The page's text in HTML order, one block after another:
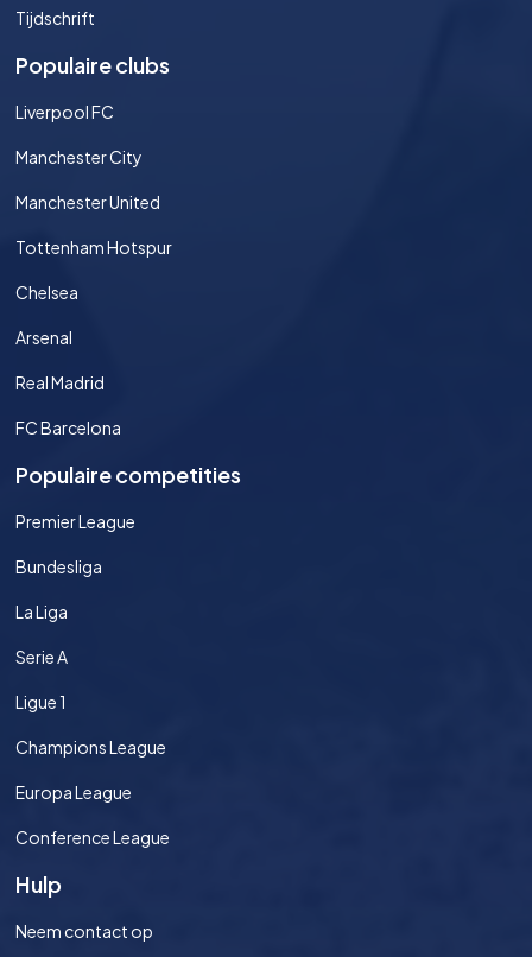
Tijdschrift
Populaire clubs
Liverpool FC
Manchester City
Manchester United
Tottenham Hotspur
Chelsea
Arsenal
Real Madrid
FC Barcelona
Populaire competities
Premier League
Bundesliga
La Liga
Serie A
Ligue 1
Champions League
Europa League
Conference League
Hulp
Neem contact op